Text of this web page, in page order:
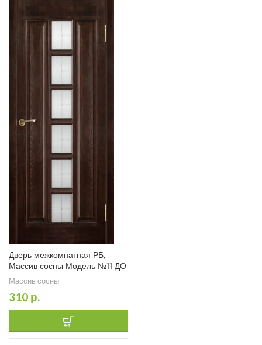
Дверь межкомнатная РБ,
Массив сосны Модель №11 ДО
Массив сосны
310 р.